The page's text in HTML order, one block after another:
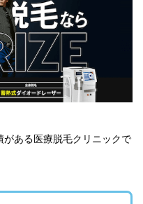
ある医療脱毛クリニックで